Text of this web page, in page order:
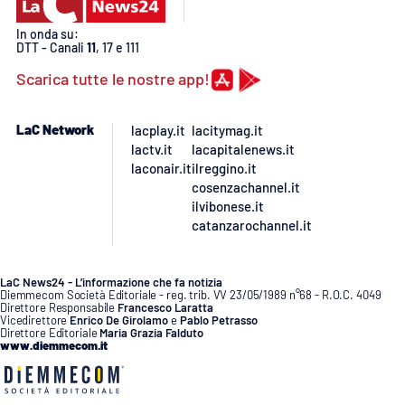
Lacplay.it
Lactv.it
Cosenzachannel.it
Ilvibonese.it
Catanzarochannel.it
In onda su:
DTT - Canali 11, 17 e 111
Scarica tutte le nostre app!
LaC Network
lacplay.it
lactv.it
laconair.it
lacitymag.it
lacapitalenews.it
ilreggino.it
cosenzachannel.it
ilvibonese.it
catanzarochannel.it
LaC News24 - L’informazione che fa notizia
Diemmecom Società Editoriale - reg. trib. VV 23/05/1989 n°68 - R.O.C. 4049
Direttore Responsabile Francesco Laratta
Vicedirettore Enrico De GirolamoePablo Petrasso
Direttore Editoriale Maria Grazia Falduto
www.diemmecom.it